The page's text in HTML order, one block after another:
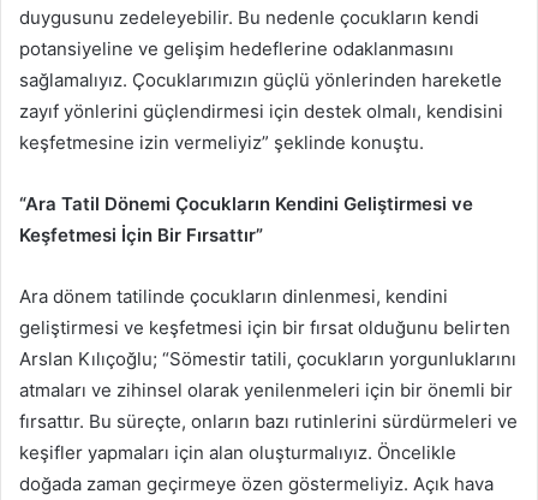
duygusunu zedeleyebilir. Bu nedenle çocukların kendi
potansiyeline ve gelişim hedeflerine odaklanmasını
sağlamalıyız. Çocuklarımızın güçlü yönlerinden hareketle
zayıf yönlerini güçlendirmesi için destek olmalı, kendisini
keşfetmesine izin vermeliyiz” şeklinde konuştu.
“Ara Tatil Dönemi Çocukların Kendini Geliştirmesi ve
Keşfetmesi İçin Bir Fırsattır”
Ara dönem tatilinde çocukların dinlenmesi, kendini
geliştirmesi ve keşfetmesi için bir fırsat olduğunu belirten
Arslan Kılıçoğlu; “Sömestir tatili, çocukların yorgunluklarını
atmaları ve zihinsel olarak yenilenmeleri için bir önemli bir
fırsattır. Bu süreçte, onların bazı rutinlerini sürdürmeleri ve
keşifler yapmaları için alan oluşturmalıyız. Öncelikle
doğada zaman geçirmeye özen göstermeliyiz. Açık hava